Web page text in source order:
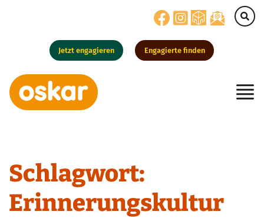
Jetzt engagieren Engagierte finden
Hauptnavigation
Schlagwort:
Erinnerungskultur